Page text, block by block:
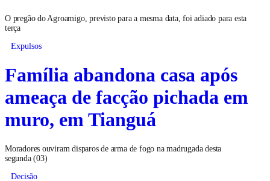
O pregão do Agroamigo, previsto para a mesma data, foi adiado para esta
terça
Expulsos
Família abandona casa após
ameaça de facção pichada em
muro, em Tianguá
Moradores ouviram disparos de arma de fogo na madrugada desta
segunda (03)
Decisão